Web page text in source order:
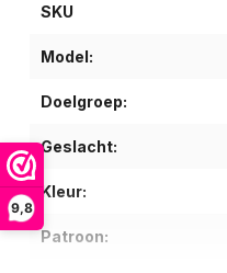
9,8
SKU
Model:
Doelgroep:
Geslacht:
Kleur:
Patroon: